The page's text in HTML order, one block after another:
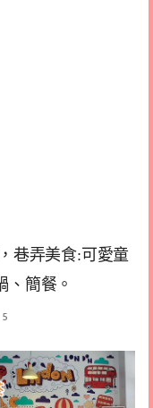
巷弄美食:可愛童
、簡餐。
5